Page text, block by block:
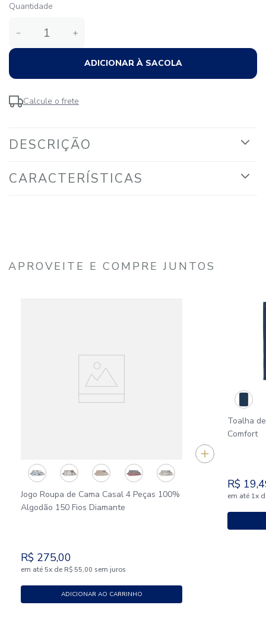
Quantidade
＋
－
ADICIONAR À SACOLA
Calcule o frete
DESCRIÇÃO
CARACTERÍSTICAS
APROVEITE E COMPRE JUNTOS
Jogo Roupa de Cama Casal 4 Peças 100%
Algodão 150 Fios Diamante
R$ 275,00
em até 5x de R$ 55,00 sem juros
ADICIONAR AO CARRINHO
Toalha
Comfort
R$ 19,
em até 1x